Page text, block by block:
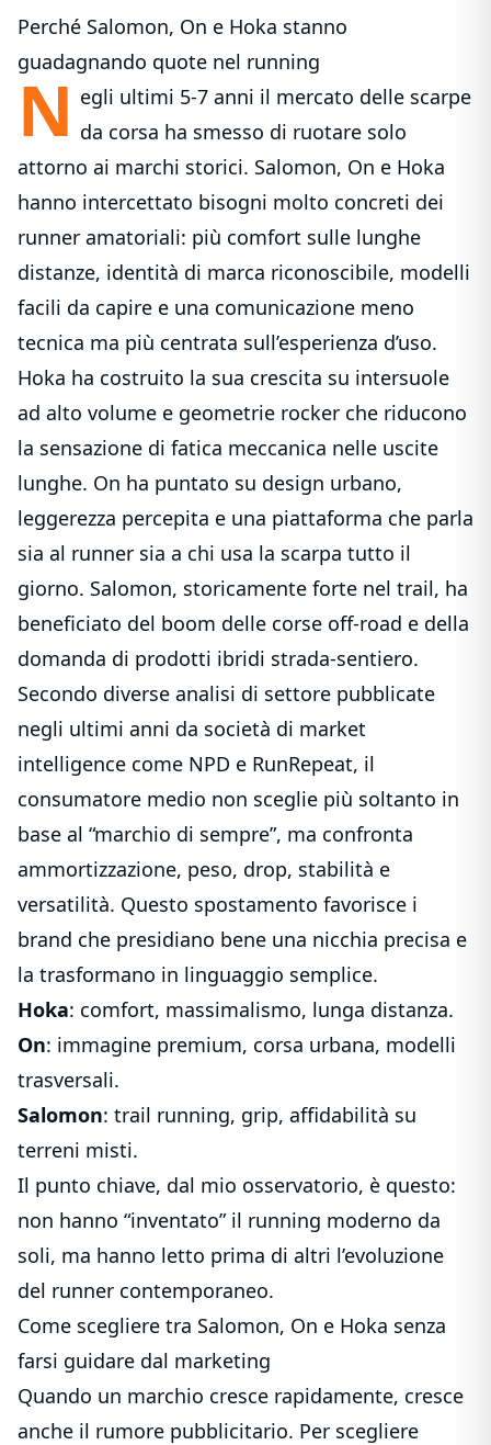
Perché Salomon, On e Hoka stanno
guadagnando quote nel running
N egli ultimi 5-7 anni il mercato delle scarpe
da corsa ha smesso di ruotare solo
attorno ai marchi storici. Salomon, On e Hoka
hanno intercettato bisogni molto concreti dei
runner amatoriali: più comfort sulle lunghe
distanze, identità di marca riconoscibile, modelli
facili da capire e una comunicazione meno
tecnica ma più centrata sull’esperienza d’uso.
Hoka ha costruito la sua crescita su intersuole
ad alto volume e geometrie rocker che riducono
la sensazione di fatica meccanica nelle uscite
lunghe. On ha puntato su design urbano,
leggerezza percepita e una piattaforma che parla
sia al runner sia a chi usa la scarpa tutto il
giorno. Salomon, storicamente forte nel trail, ha
beneficiato del boom delle corse off-road e della
domanda di prodotti ibridi strada-sentiero.
Secondo diverse analisi di settore pubblicate
negli ultimi anni da società di market
intelligence come NPD e RunRepeat, il
consumatore medio non sceglie più soltanto in
base al “marchio di sempre”, ma confronta
ammortizzazione, peso, drop, stabilità e
versatilità. Questo spostamento favorisce i
brand che presidiano bene una nicchia precisa e
la trasformano in linguaggio semplice.
Hoka: comfort, massimalismo, lunga distanza.
On: immagine premium, corsa urbana, modelli
trasversali.
Salomon: trail running, grip, affidabilità su
terreni misti.
Il punto chiave, dal mio osservatorio, è questo:
non hanno “inventato” il running moderno da
soli, ma hanno letto prima di altri l’evoluzione
del runner contemporaneo.
Come scegliere tra Salomon, On e Hoka senza
farsi guidare dal marketing
Quando un marchio cresce rapidamente, cresce
anche il rumore pubblicitario. Per scegliere